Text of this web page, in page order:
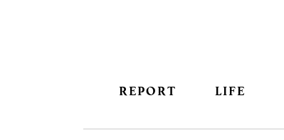
REPORT LIFE